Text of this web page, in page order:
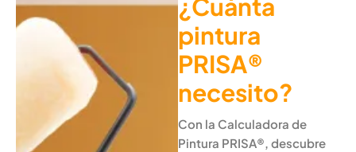
¿Cuánta
pintura
PRISA®
necesito?
Con la Calculadora de
Pintura PRISA®, descubre